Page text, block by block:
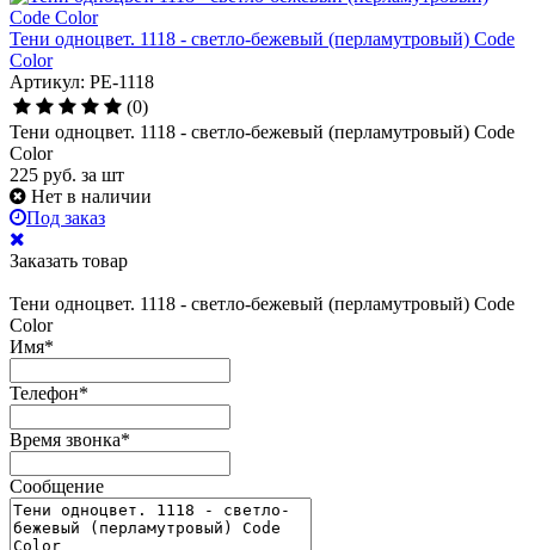
Тени одноцвет. 1118 - светло-бежевый (перламутровый) Code
Color
Артикул: PE-1118
(0)
Тени одноцвет. 1118 - светло-бежевый (перламутровый) Code
Color
225 руб. за шт
Нет в наличии
Под заказ
Заказать товар
Тени одноцвет. 1118 - светло-бежевый (перламутровый) Code
Color
Имя*
Телефон*
Время звонка*
Сообщение